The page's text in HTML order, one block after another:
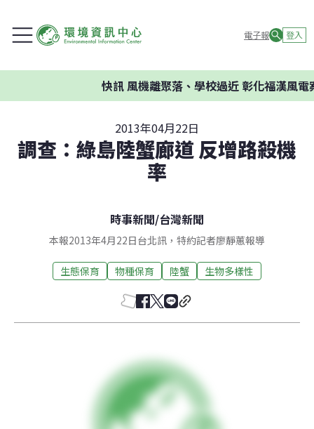
電子報 登入
快訊風機離聚落、學校過近 彰化福漢風電案
2013年04月22日
調查：綠島陸蟹廊道 反增路殺機
率
時事新聞/台灣新聞
本報2013年4月22日台北訊，特約記者廖靜蕙報導
生態保育 物種保育 陸蟹 生物多樣性